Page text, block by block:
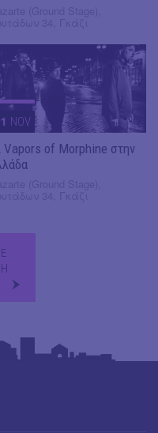
NOV
Vapors of Morphine στην